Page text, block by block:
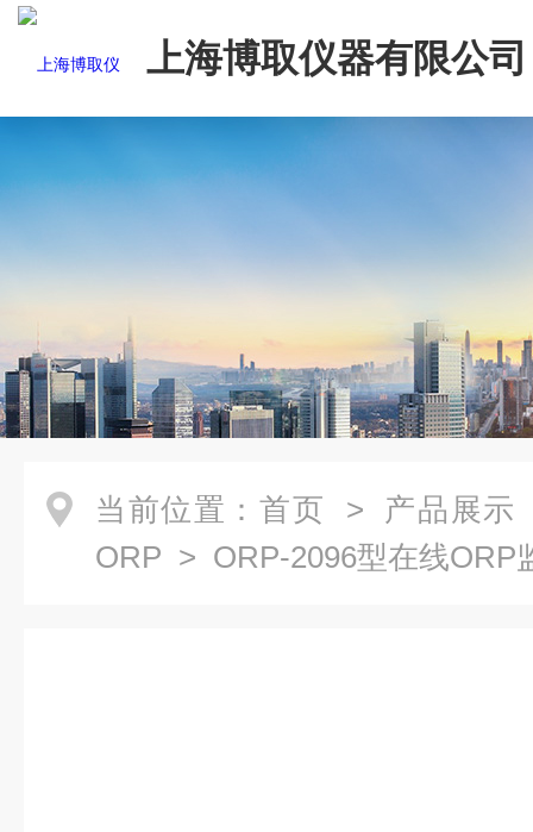
上海博取仪器有限公司
当前位置： 首页 > 产品展示
ORP > ORP-2096型在线ORP